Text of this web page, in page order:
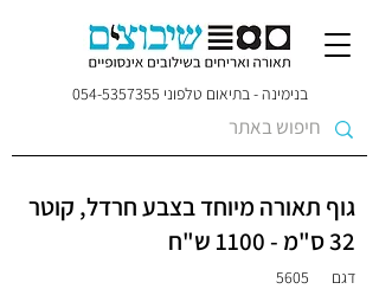
בנימינה - בתיאום טלפוני 054-5357355
גוף תאורה מיוחד בצבע חרדל, קוטר
32 ס"מ - 1100 ש"ח
דגם 5605